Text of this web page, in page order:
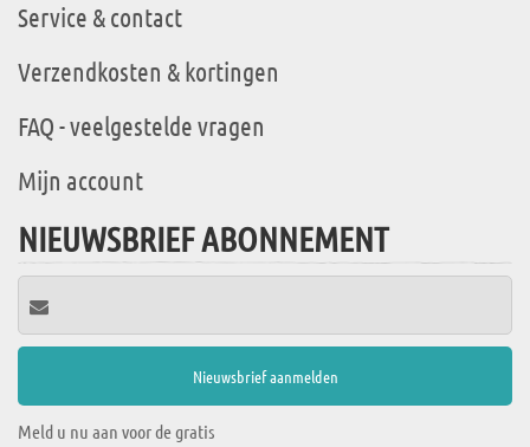
Service & contact
Verzendkosten & kortingen
FAQ - veelgestelde vragen
Mijn account
NIEUWSBRIEF ABONNEMENT
Meld u nu aan voor de gratis